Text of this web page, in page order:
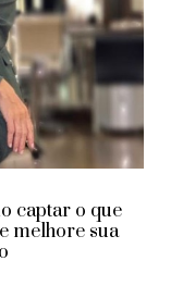
captar o que
melhore sua